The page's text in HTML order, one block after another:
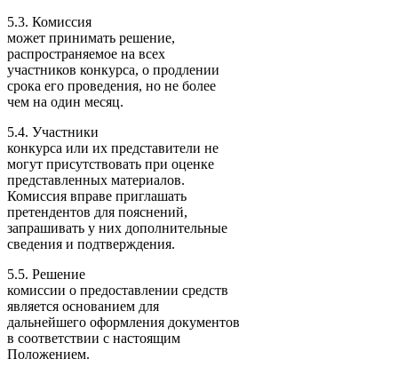
5.3. Комиссия
может принимать решение,
распространяемое на всех
участников конкурса, о продлении
срока его проведения, но не более
чем на один месяц.
5.4. Участники
конкурса или их представители не
могут присутствовать при оценке
представленных материалов.
Комиссия вправе приглашать
претендентов для пояснений,
запрашивать у них дополнительные
сведения и подтверждения.
5.5. Решение
комиссии о предоставлении средств
является основанием для
дальнейшего оформления документов
в соответствии с настоящим
Положением.